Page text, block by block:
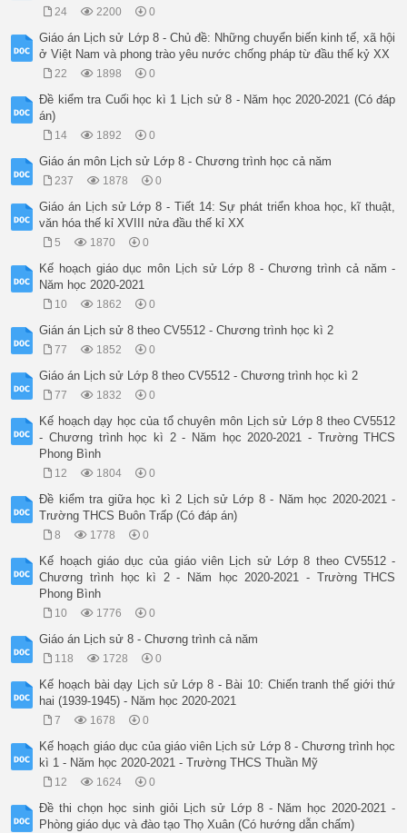
24 2200 0
Giáo án Lịch sử Lớp 8 - Chủ đề: Những chuyển biến kinh tế, xã hội
ở Việt Nam và phong trào yêu nước chống pháp từ đầu thế kỷ XX
22 1898 0
Đề kiểm tra Cuối học kì 1 Lịch sử 8 - Năm học 2020-2021 (Có đáp
án)
14 1892 0
Giáo án môn Lịch sử Lớp 8 - Chương trình học cả năm
237 1878 0
Giáo án Lịch sử Lớp 8 - Tiết 14: Sự phát triển khoa học, kĩ thuật,
văn hóa thế kỉ XVIII nửa đầu thế kỉ XX
5 1870 0
Kế hoạch giáo dục môn Lịch sử Lớp 8 - Chương trình cả năm -
Năm học 2020-2021
10 1862 0
Gián án Lịch sử 8 theo CV5512 - Chương trình học kì 2
77 1852 0
Giáo án Lịch sử Lớp 8 theo CV5512 - Chương trình học kì 2
77 1832 0
Kế hoạch dạy học của tổ chuyên môn Lịch sử Lớp 8 theo CV5512
- Chương trình học kì 2 - Năm học 2020-2021 - Trường THCS
Phong Bình
12 1804 0
Đề kiểm tra giữa học kì 2 Lịch sử Lớp 8 - Năm học 2020-2021 -
Trường THCS Buôn Trấp (Có đáp án)
8 1778 0
Kế hoạch giáo dục của giáo viên Lịch sử Lớp 8 theo CV5512 -
Chương trình học kì 2 - Năm học 2020-2021 - Trường THCS
Phong Bình
10 1776 0
Giáo án Lịch sử 8 - Chương trình cả năm
118 1728 0
Kế hoạch bài dạy Lịch sử Lớp 8 - Bài 10: Chiến tranh thế giới thứ
hai (1939-1945) - Năm học 2020-2021
7 1678 0
Kế hoạch giáo dục của giáo viên Lịch sử Lớp 8 - Chương trình học
kì 1 - Năm học 2020-2021 - Trường THCS Thuần Mỹ
12 1624 0
Đề thi chọn học sinh giỏi Lịch sử Lớp 8 - Năm học 2020-2021 -
Phòng giáo dục và đào tạo Thọ Xuân (Có hướng dẫn chấm)